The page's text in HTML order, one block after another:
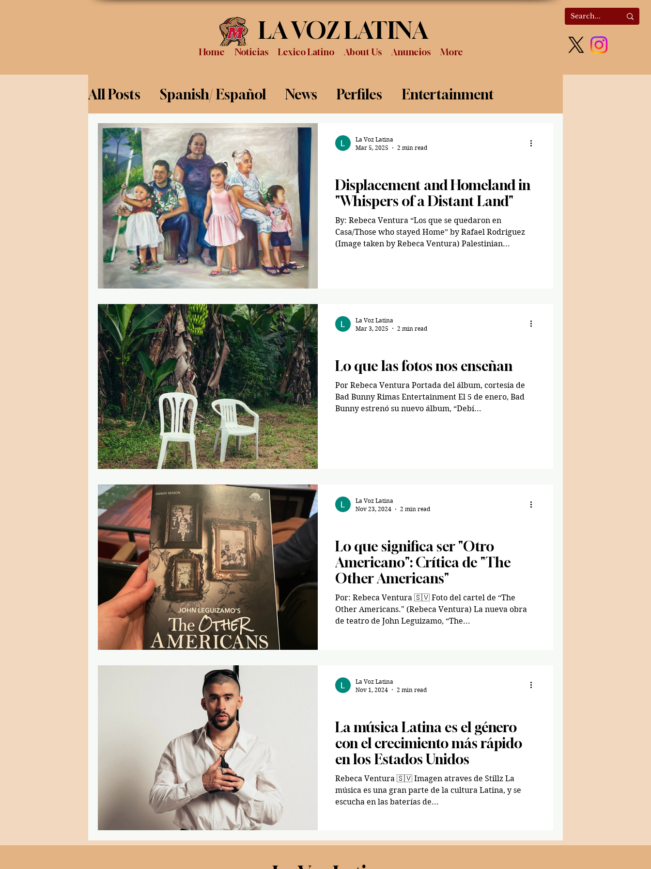
Home Noticias Lexico Latino About Us Anuncios More
LA VOZ LATINA
All Posts Spanish/ Español News Perfiles Entertainment
Opinion Food Review Sports Graduation
Science
Displacement and Homeland in
"Whispers of a Distant Land"
By: Rebeca Ventura “Los que se quedaron en
Casa/Those who stayed Home” by Rafael Rodriguez
(Image taken by Rebeca Ventura) Palestinian...
La Voz Latina
Mar 5, 2025
2 min read
Lo que las fotos nos enseñan
Por Rebeca Ventura Portada del álbum, cortesía de
Bad Bunny Rimas Entertainment El 5 de enero, Bad
Bunny estrenó su nuevo álbum, “Debí...
La Voz Latina
Mar 3, 2025
2 min read
Lo que significa ser "Otro
Americano": Crítica de "The
Other Americans"
Por: Rebeca Ventura 🇸🇻 Foto del cartel de “The
Other Americans." (Rebeca Ventura) La nueva obra
de teatro de John Leguizamo, “The...
La Voz Latina
Nov 23, 2024
2 min read
La música Latina es el género
con el crecimiento más rápido
en los Estados Unidos
Rebeca Ventura 🇸🇻 Imagen atraves de Stillz La
música es una gran parte de la cultura Latina, y se
escucha en las baterías de...
La Voz Latina
Nov 1, 2024
2 min read